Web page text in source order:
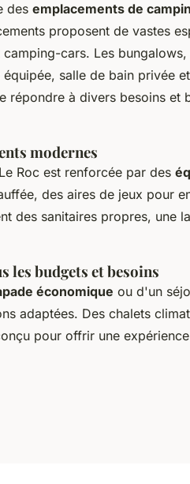
des emplacements de
proposent de vastes
cars. Les
salle de bain privée
répondre à divers besoins et
modernes
Roc est renforcée par des
des aires de jeux pour
des sanitaires propres, une
les budgets et besoins
économique ou d'un
adaptées. Des chalets
pour offrir une